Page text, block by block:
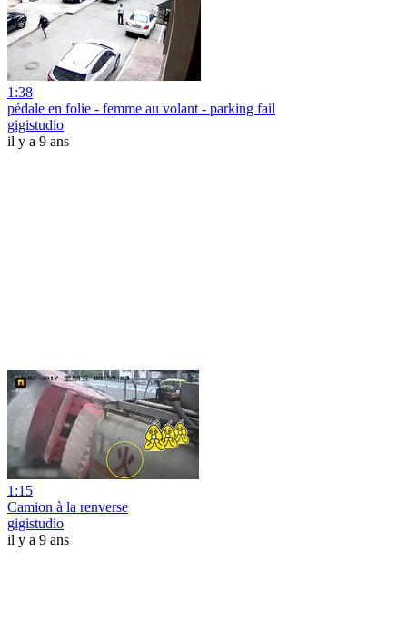
1:38
pédale en folie - femme au volant - parking fail
gigistudio
il y a 9 ans
1:15
Camion à la renverse
gigistudio
il y a 9 ans